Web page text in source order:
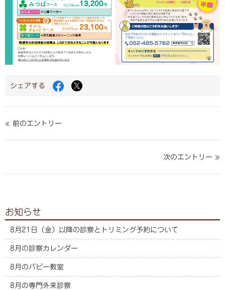
シェアする
Facebook
ェ
Twitter
ェ
« 前のエントリー
次のエントリー »
お知らせ
8月21日（金）以降の診察とトリミング予約について
8月の診察カレンダー
8月のパピー教室
8月の専門外来診察